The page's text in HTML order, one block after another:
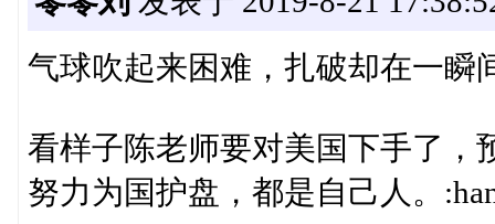
气球吹起来困难，扎破却在一瞬
看样子陈老师要对美国下手了，
努力为国护盘，都是自己人。